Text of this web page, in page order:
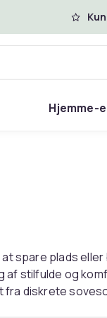
Hjemme-
spare plads
af stilfulde og
fra diskrete